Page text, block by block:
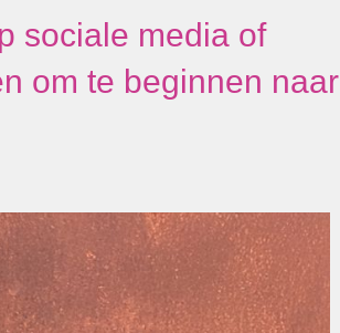
sociale media of
om te beginnen naar